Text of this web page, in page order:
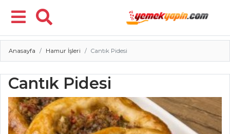
Menü
Anasayfa Hamur İşleri Cantık Pidesi
Cantık Pidesi